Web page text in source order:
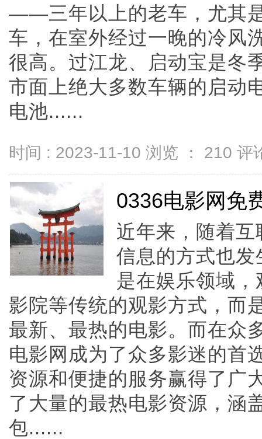
——三年以上的老车，尤其
车，在室外经过一晚的冷风
很高。过江龙、启动宝是冬
市面上绝大多数车辆的启动
电池......
时间 : 2023-11-10 浏览 ： 210 评
0336电影网免
近年来，随着
信息的方式也
是在娱乐领域
影院等传统的观影方式，而
最新、最热的电影。而在众
电影网成为了众多影迷的首
资源和便捷的服务赢得了广
了大量的最热电影资源，涵
包......